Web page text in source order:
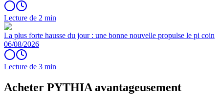
Lecture de 2 min
La plus forte hausse du jour : une bonne nouvelle propulse le pi coin
06/08/2026
Lecture de 3 min
Acheter PYTHIA avantageusement